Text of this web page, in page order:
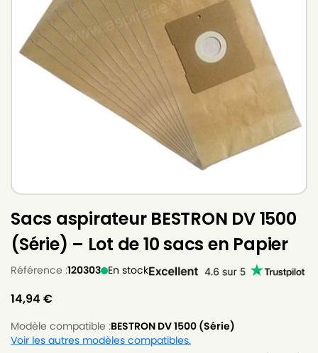
Sacs aspirateur BESTRON DV 1500
(Série) – Lot de 10 sacs en Papier
Référence :120303 En stock
14,94 €
Modèle compatible :BESTRON DV 1500 (Série)
Voir les autres modèles compatibles.